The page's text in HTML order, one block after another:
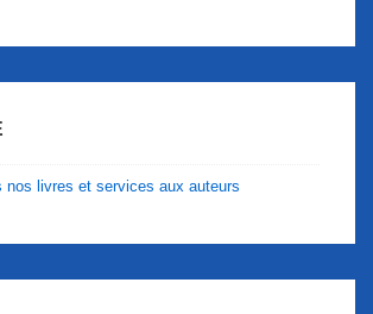
nos livres et services aux auteurs